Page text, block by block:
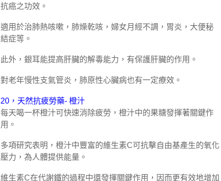
抗癌之功效。
適用於治肺熱咳嗽，肺燥乾咳，婦女月經不調，胃炎，大便秘
結症等。
此外，銀耳能提高肝臟的解毒能力，有保護肝臟的作用。
對老年慢性支氣管炎，肺原性心臟病也有一定療效。
20，天然抗疲勞藥- 橙汁
每天喝一杯橙汁可快速消除疲勞，橙汁中的果糖發揮著關鍵作
用。
多項研究表明，橙汁中豐富的維生素C可抗擊自由基產生的氧化
壓力，為人體提供能量。
維生素C在代謝鐵的過程中還發揮關鍵作用，因而更有效地增加